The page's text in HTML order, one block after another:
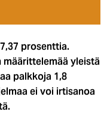
prosenttia.
yleistä
palkkoja 1,8
ei voi irtisanoa